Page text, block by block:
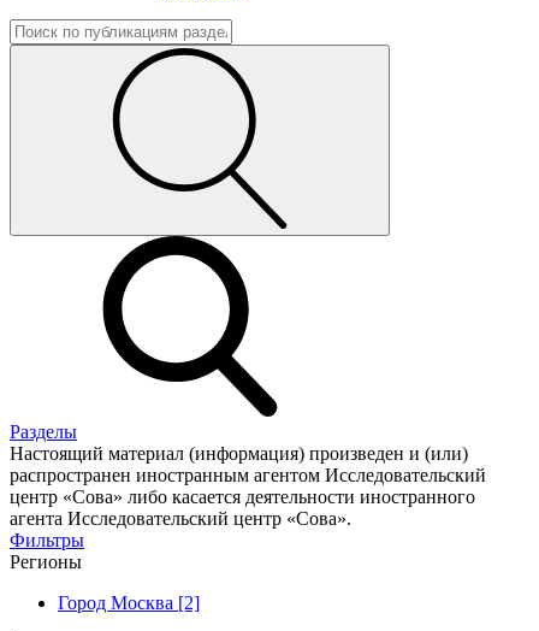
Разделы
Настоящий материал (информация) произведен и (или)
распространен иностранным агентом Исследовательский
центр «Сова» либо касается деятельности иностранного
агента Исследовательский центр «Сова».
Фильтры
Регионы
Город Москва [2]